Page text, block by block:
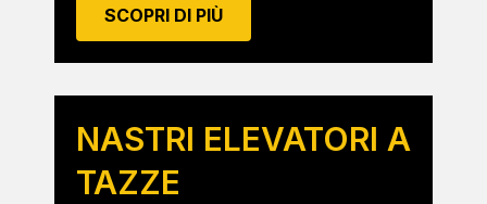
SCOPRI DI PIÙ
NASTRI ELEVATORI A
TAZZE